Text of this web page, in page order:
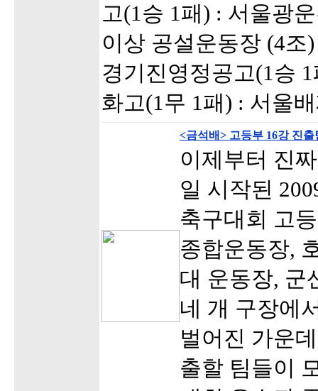
고(1승 1패) : 서울광
이상 공설운동장 (4조
경기진영정공고(1승
화고(1무 1패) : 서울
<금석배> 고등부 16강 진
이제부터 진
일 시작된
축구대회 고
종합운동장,
대 운동장, 군
네 개 구장에
벌어진 가운
출할 팀들이